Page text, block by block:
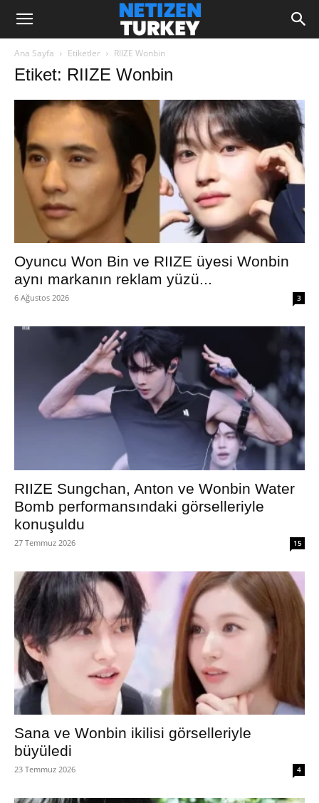
Ana Sayfa Etiketler RIIZE Wonbin
Etiket: RIIZE Wonbin
Oyuncu Won Bin ve RIIZE üyesi Wonbin
aynı markanın reklam yüzü...
6 Ağustos 2026 3
RIIZE Sungchan, Anton ve Wonbin Water
Bomb performansındaki görselleriyle
konuşuldu
27 Temmuz 2026 15
Sana ve Wonbin ikilisi görselleriyle
büyüledi
23 Temmuz 2026 4